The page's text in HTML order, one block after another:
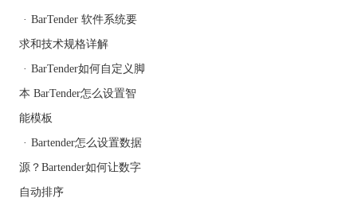
应处的位置，条形码模板
即会显示；
· BarTender 软件系统要
求和技术规格详解
· BarTender如何自定义脚
本 BarTender怎么设置智
能模板
· Bartender怎么设置数据
源？Bartender如何让数字
自动排序